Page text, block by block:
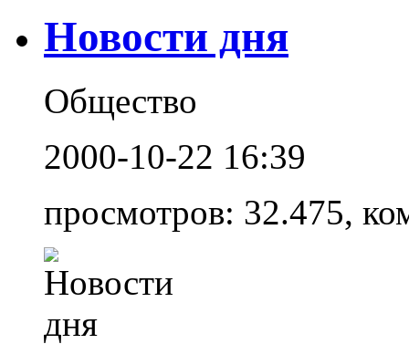
Новости дня
Общество
2000-10-22 16:39
просмотров: 32.475,